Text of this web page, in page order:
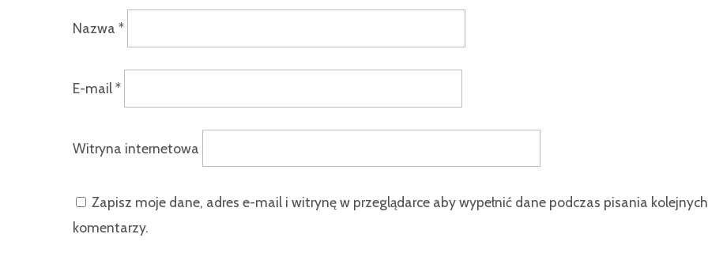
Nazwa *
E-mail*
Witryna internetowa
Zapisz moje dane, adres e-mail i witrynę w przeglądarce aby wypełnić dane podczas pisania kolejnych
komentarzy.